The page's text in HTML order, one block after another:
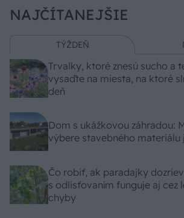
NAJČÍTANEJŠIE
TÝŽDEŇ
Trvalky, ktoré znesú sucho a
vysaďte na miesta, na ktoré
deň
Dom s ukážkovou záhradou:
výbere stavebného materiálu
Čo robiť, ak paradajky
s odlisťovaním funguje aj cez
chyby